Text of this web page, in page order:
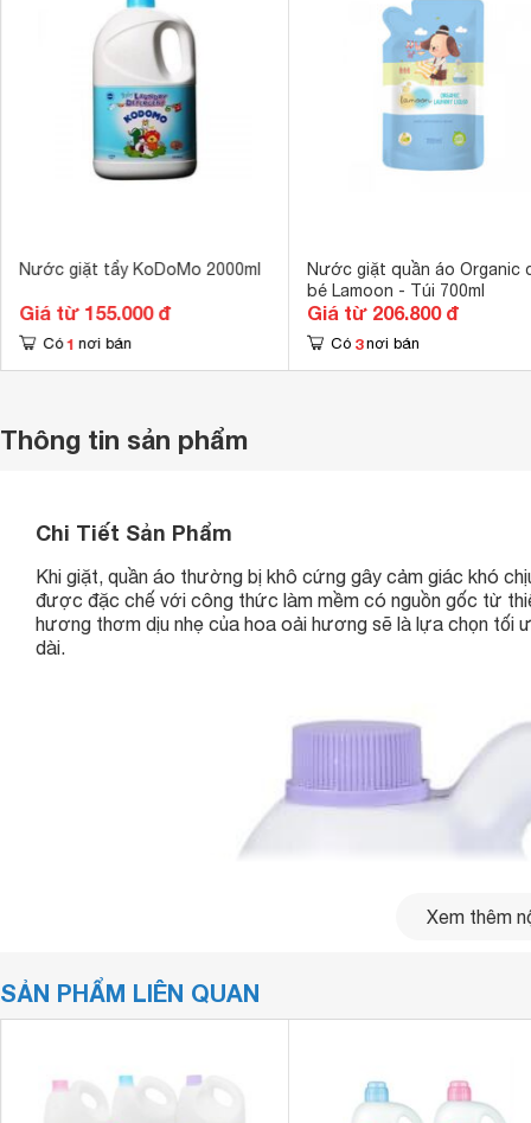
Nước giặt tẩy KoDoMo 2000ml
Giá từ 155.000 đ
Có 1 nơi bán
Nước giặt quần áo Organic
bé Lamoon - Túi 700ml
Giá từ 206.800 đ
Có 3 nơi bán
Thông tin sản phẩm
Chi Tiết Sản Phẩm
Khi giặt, quần áo thường bị khô cứng gây cảm giác khó
được đặc chế với công thức làm mềm có nguồn gốc từ
hương thơm dịu nhẹ của hoa oải hương sẽ là lựa chọn tối
dài.
Xem thêm
SẢN PHẨM LIÊN QUAN